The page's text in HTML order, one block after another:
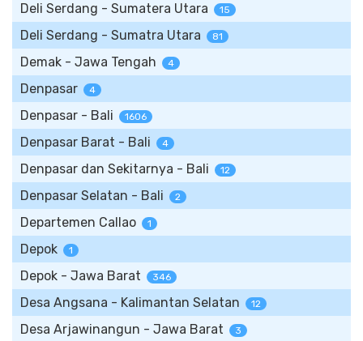
Deli Serdang - Sumatera Utara 15
Deli Serdang - Sumatra Utara 81
Demak - Jawa Tengah 4
Denpasar 4
Denpasar - Bali 1606
Denpasar Barat - Bali 4
Denpasar dan Sekitarnya - Bali 12
Denpasar Selatan - Bali 2
Departemen Callao 1
Depok 1
Depok - Jawa Barat 346
Desa Angsana - Kalimantan Selatan 12
Desa Arjawinangun - Jawa Barat 3